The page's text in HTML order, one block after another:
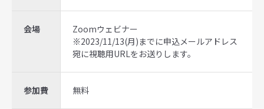
会場
Zoomウェビナー
※2023/11/13(月)までに申込メールアドレス
宛に視聴用URLをお送りします。
参加費 無料